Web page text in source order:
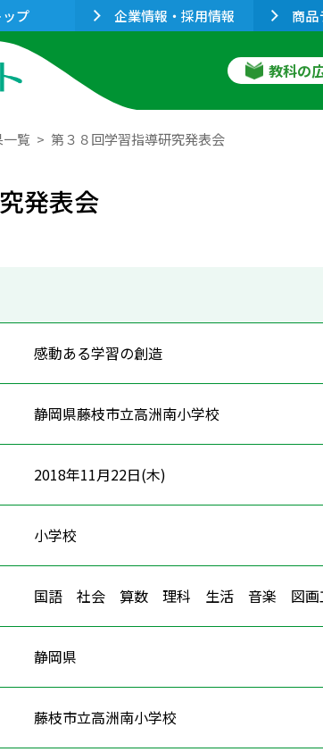
プ 企業情報・採用情報 商品
教科の
覧 第３８回学習指導研究発表会
発表会
感動ある学習の創造
静岡県藤枝市立高洲南小学校
2018年11月22日(木)
小学校
国語 社会 算数 理科 生活 音楽 図
静岡県
藤枝市立高洲南小学校